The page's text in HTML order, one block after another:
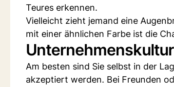
Teures erkennen.
Vielleicht zieht jemand eine
mit einer ähnlichen Farbe ist die
Am besten sind Sie selbst in der
akzeptiert werden. Bei Freunden